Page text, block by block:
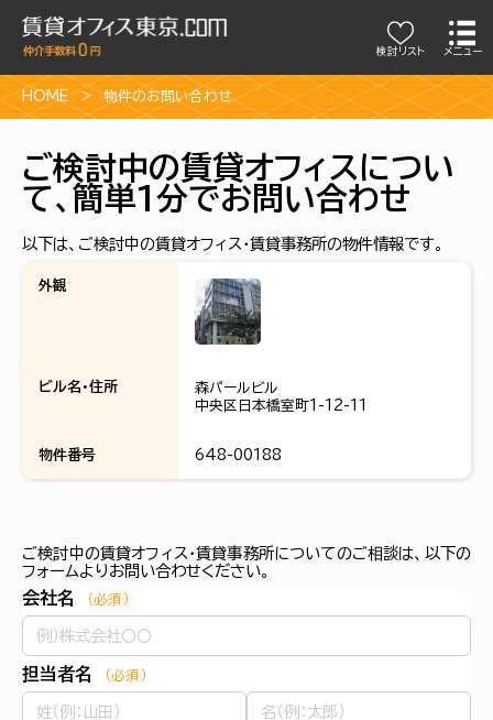
検討リスト メニュー
HOME 物件のお問い合わせ
ご検討中の賃貸オフィスについ
て、簡単1分でお問い合わせ
以下は、ご検討中の賃貸オフィス・賃貸事務所の物件情報です。
外観
ビル名・住所
森パールビル
中央区日本橋室町1-12-11
物件番号 648-00188
ご検討中の賃貸オフィス・賃貸事務所についてのご相談は、以下の
フォームよりお問い合わせください。
会社名 （必須）
担当者名 （必須）